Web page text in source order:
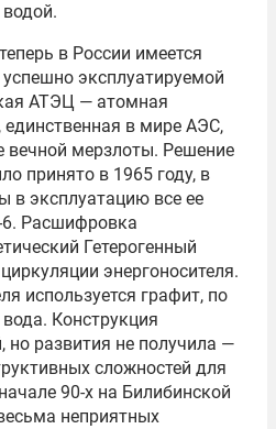
в России имеется
эксплуатируемой
АТЭЦ — атомная
единственная в мире АЭС,
вечной мерзлоты. Решение
принято в 1965 году, в
в эксплуатацию все ее
Расшифровка
Гетерогенный
энергоносителя.
используется графит, по
Конструкция
но развития не получила —
сложностей для
90-х на Билибинской
неприятных